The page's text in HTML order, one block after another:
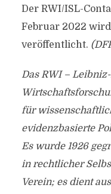
Der RWI/ISL-
Februar 2022
veröffentlicht.
Das RWI –
für
evidenzbasierte
Es wurde 1926
in rechtlicher
Verein; es dient